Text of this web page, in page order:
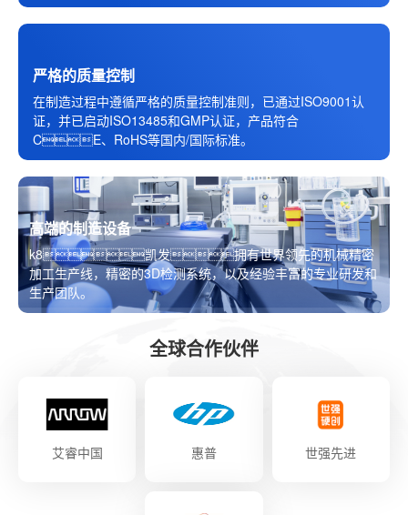
严格的质量控制
在制造过程中遵循严格的质量控制准则，已通过ISO9001认
证，并已启动ISO13485和GMP认证，产品符合
CE、RoHS等国内/国际标准。
高端的制造设备
k8凯发拥有世界领先的机械精密
加工生产线，精密的3D检测系统，以及经验丰富的专业研发和
生产团队。
全球合作伙伴
艾睿中国 惠普 世强先进